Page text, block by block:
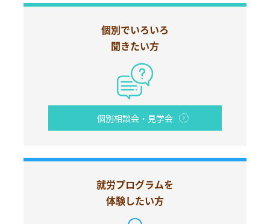
個別でいろいろ
聞きたい方
個別相談会・見学会
就労プログラムを
体験したい方